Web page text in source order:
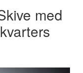
med